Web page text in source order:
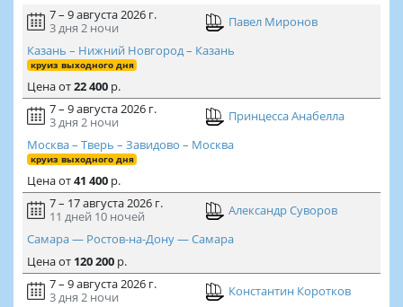
7 – 9 августа 2026 г.
3 дня 2 ночи
Павел Миронов
Казань – Нижний Новгород – Казань
круиз выходного дня
Ценаот22 400р.
7 – 9 августа 2026 г.
3 дня 2 ночи
Принцесса Анабелла
Москва – Тверь – Завидово – Москва
круиз выходного дня
Ценаот41 400р.
7 – 17 августа 2026 г.
11 дней 10 ночей
Александр Суворов
Самара — Ростов-на-Дону — Самара
Ценаот 120 200р.
7 – 9 августа 2026 г.
3 дня 2 ночи
Константин Коротков